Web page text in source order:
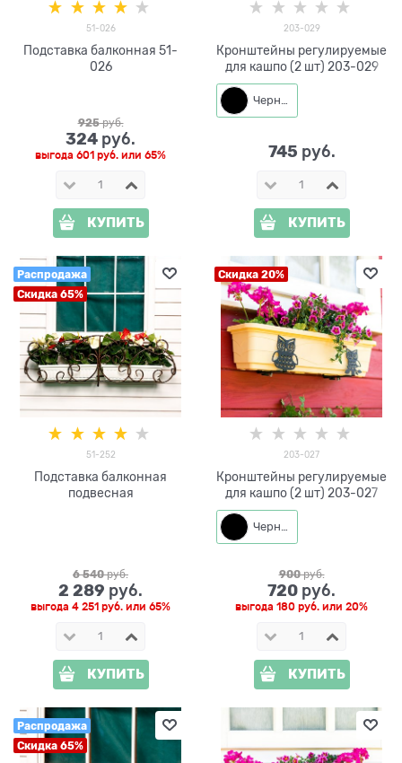
51-026
Подставка балконная 51-
026
925 руб.
324 руб.
выгода 601 руб. или 65%
КУПИТЬ
203-029
Кронштейны регулируемые
для кашпо (2 шт) 203-029
Черный
745 руб.
КУПИТЬ
Распродажа
Скидка 65%
51-252
Подставка балконная
подвесная
6 540 руб.
2 289 руб.
выгода 4 251 руб. или 65%
КУПИТЬ
Скидка 20%
203-027
Кронштейны регулируемые
для кашпо (2 шт) 203-027
Черный
900 руб.
720 руб.
выгода 180 руб. или 20%
КУПИТЬ
Распродажа
Скидка 65%